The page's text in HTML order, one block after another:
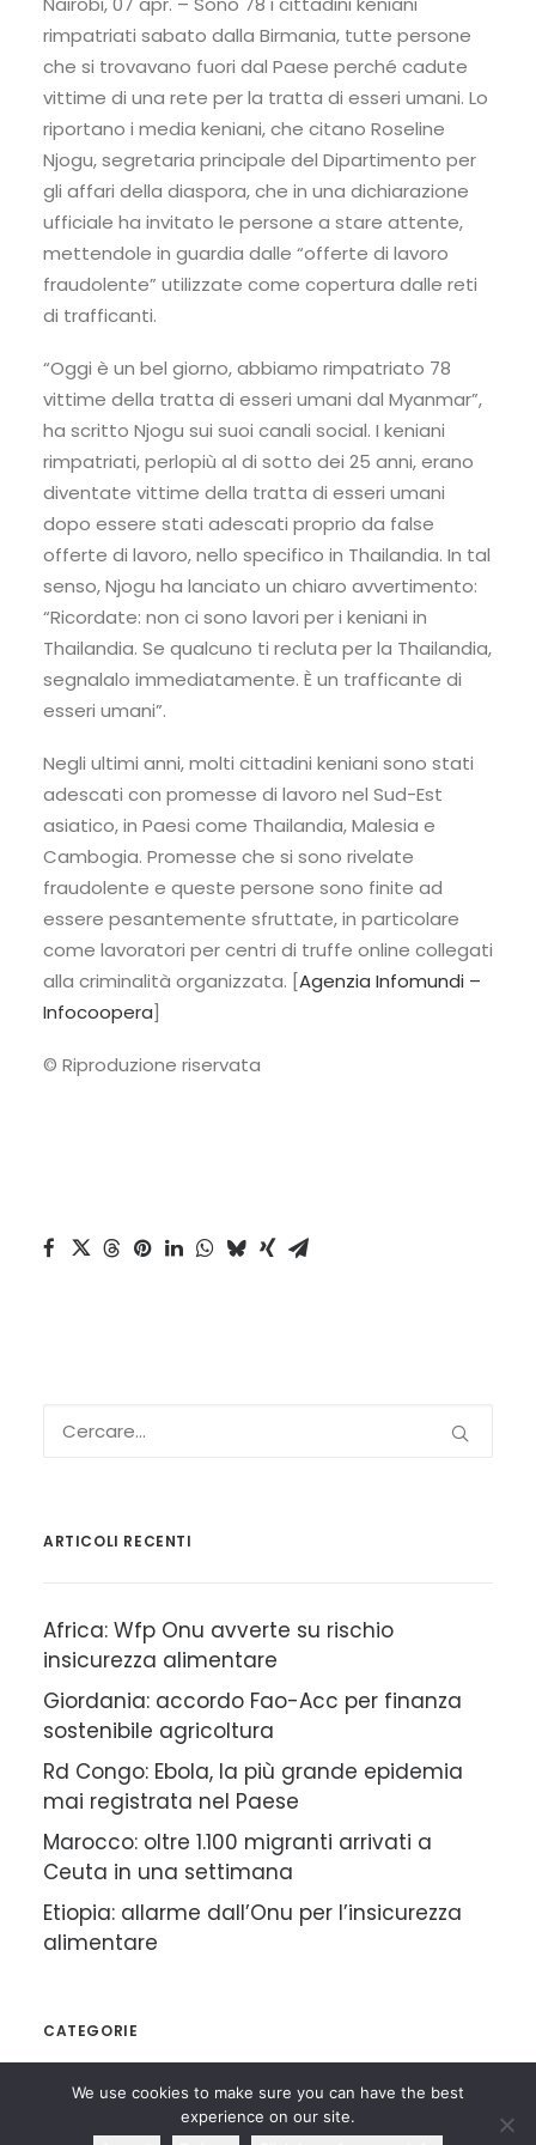
rimpatriati sabato dalla Birmania, tutte persone
che si trovavano fuori dal Paese perché cadute
vittime di una rete per la tratta di esseri umani. Lo
riportano i media keniani, che citano Roseline
Njogu, segretaria principale del Dipartimento per
gli affari della diaspora, che in una dichiarazione
ufficiale ha invitato le persone a stare attente,
mettendole in guardia dalle “offerte di lavoro
fraudolente” utilizzate come copertura dalle reti
di trafficanti.
“Oggi è un bel giorno, abbiamo rimpatriato 78
vittime della tratta di esseri umani dal Myanmar”,
ha scritto Njogu sui suoi canali social. I keniani
rimpatriati, perlopiù al di sotto dei 25 anni, erano
diventate vittime della tratta di esseri umani
dopo essere stati adescati proprio da false
offerte di lavoro, nello specifico in Thailandia. In tal
senso, Njogu ha lanciato un chiaro avvertimento:
“Ricordate: non ci sono lavori per i keniani in
Thailandia. Se qualcuno ti recluta per la Thailandia,
segnalalo immediatamente. È un trafficante di
esseri umani”.
Negli ultimi anni, molti cittadini keniani sono stati
adescati con promesse di lavoro nel Sud-Est
asiatico, in Paesi come Thailandia, Malesia e
Cambogia. Promesse che si sono rivelate
fraudolente e queste persone sono finite ad
essere pesantemente sfruttate, in particolare
come lavoratori per centri di truffe online collegati
alla criminalità organizzata. [Agenzia Infomundi –
Infocoopera]
© Riproduzione riservata
ARTICOLI RECENTI
Africa: Wfp Onu avverte su rischio
insicurezza alimentare
Giordania: accordo Fao-Acc per finanza
sostenibile agricoltura
Rd Congo: Ebola, la più grande epidemia
mai registrata nel Paese
Marocco: oltre 1.100 migranti arrivati a
Ceuta in una settimana
Etiopia: allarme dall’Onu per l’insicurezza
alimentare
CATEGORIE
Rassegna Articoli
We use cookies to make sure you can have the best
experience on our site.